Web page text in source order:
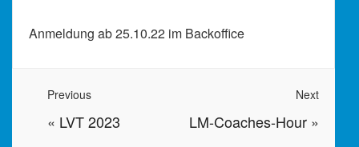
Anmeldung ab 25.10.22 im Backoffice
Next
LM-Coaches-Hour »
Previous
« LVT 2023